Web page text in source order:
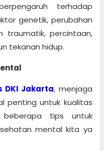
terhadap
genetik, perubahan
traumatik, percintaan,
tekanan hidup.
DKI Jakarta, menjaga
penting untuk kualitas
tips untuk
mental kita ya